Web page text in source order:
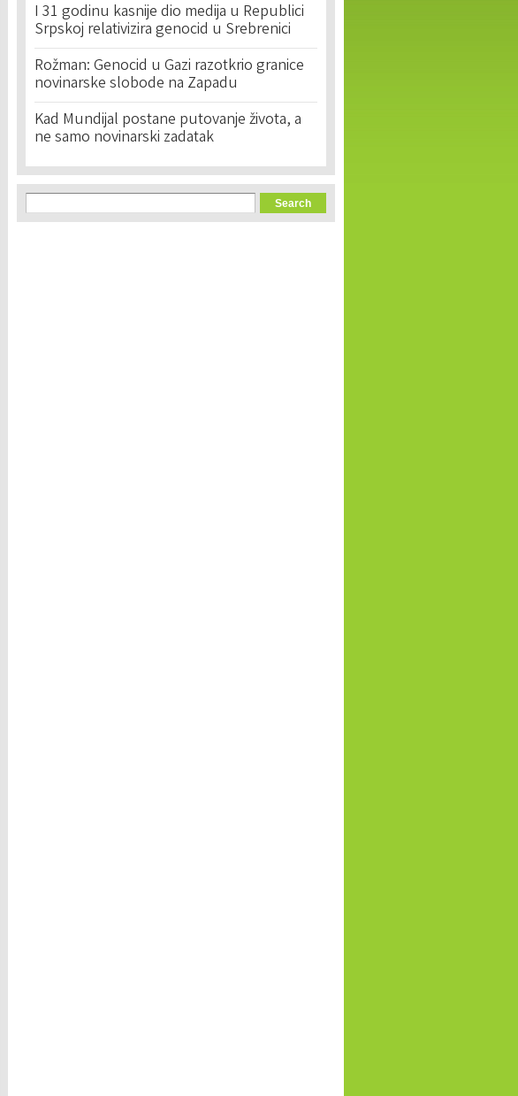
I 31 godinu kasnije dio medija u Republici
Srpskoj relativizira genocid u Srebrenici
Rožman: Genocid u Gazi razotkrio granice
novinarske slobode na Zapadu
Kad Mundijal postane putovanje života, a
ne samo novinarski zadatak
Search form
Search